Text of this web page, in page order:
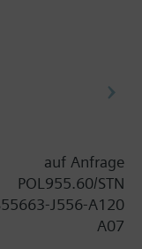
Regler
auch bei den
Die Art und
der für die
auch vor
auf Anfrage
POL955.60/STN
J556-A120
A07